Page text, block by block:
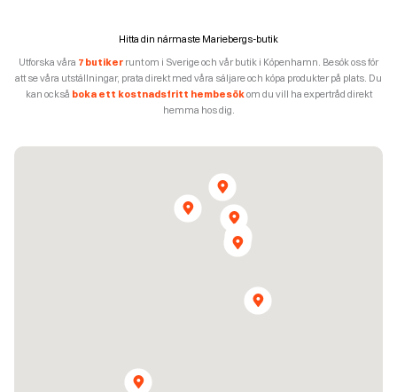
Hitta din närmaste Mariebergs-butik
Utforska våra 7 butiker runt om i Sverige och vår butik i Köpenhamn. Besök oss för
att se våra utställningar, prata direkt med våra säljare och köpa produkter på plats. Du
kan också boka ett kostnadsfritt hembesökom du vill ha expertråd direkt
hemma hos dig.